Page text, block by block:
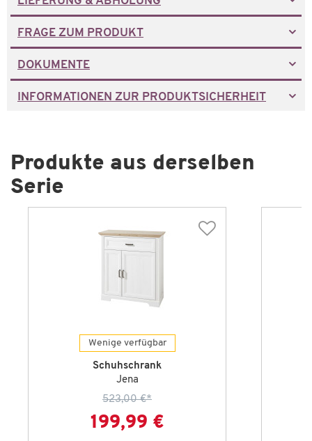
FRAGE ZUM PRODUKT
DOKUMENTE
INFORMATIONEN ZUR PRODUKTSICHERHEIT
Produkte aus derselben
Serie
Wenige verfügbar
Schuhschrank
Jena
523,00 €*
199,99 €